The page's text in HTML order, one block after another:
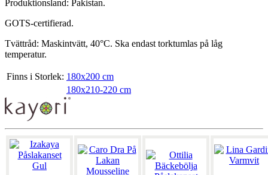
Produktionsland: Pakistan.
GOTS-certifierad.
Tvättråd: Maskintvätt, 40°C. Ska endast torktumlas på låg
temperatur.
Finns i Storlek: 180x200 cm
180x210-220 cm